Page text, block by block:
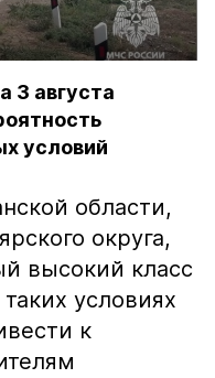
3 августа
условий
области,
округа,
высокий класс
условиях
к